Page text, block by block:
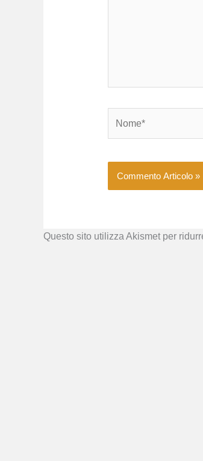
Questo sito utilizza Akismet per